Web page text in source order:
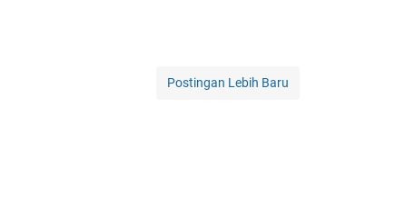
Postingan Lebih Baru